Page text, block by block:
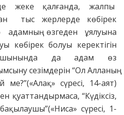
жеке қалғанда, жалпы
тыс жерлерде көбірек
адамның өзгеден ұялуына
көбірек болуы керектігін
шынында да адам өз
сезімдерін “Ол Алланың
ме?”(«Алақ» сүресі, 14-аят)
қуаттандырмаса, “Күдіксіз,
сүресі, 1-